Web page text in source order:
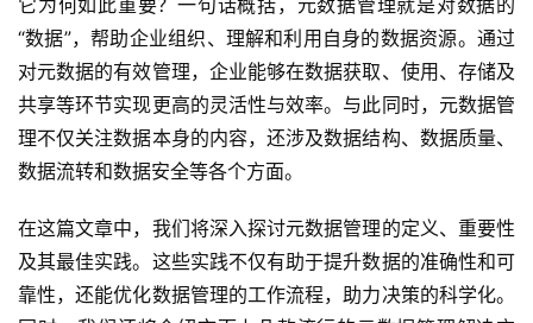
它为何如此重要？一句话概括，元数据管理就是对数据的
“数据”，帮助企业组织、理解和利用自身的数据资源。通过
对元数据的有效管理，企业能够在数据获取、使用、存储及
共享等环节实现更高的灵活性与效率。与此同时，元数据管
理不仅关注数据本身的内容，还涉及数据结构、数据质量、
数据流转和数据安全等各个方面。
在这篇文章中，我们将深入探讨元数据管理的定义、重要性
及其最佳实践。这些实践不仅有助于提升数据的准确性和可
靠性，还能优化数据管理的工作流程，助力决策的科学化。